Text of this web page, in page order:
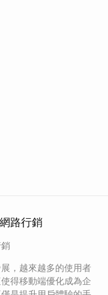
路行銷
，越來越多的使用者
得移動端優化成為企